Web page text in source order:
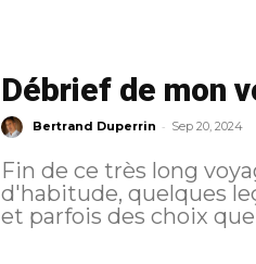
Débrief de mon
Bertrand Duperrin - Sep 20, 2024
Fin de ce très long
d'habitude, quelques